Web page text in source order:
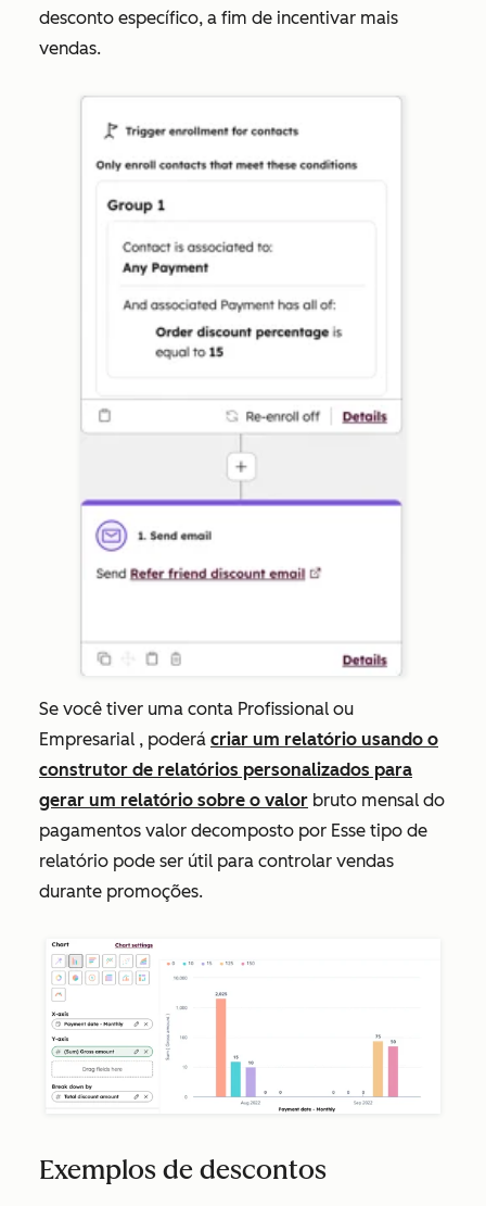
desconto específico, a fim de incentivar mais
vendas.
Se você tiver uma conta Profissional ou
Empresarial , poderá criar um relatório usando o
construtor de relatórios personalizados para
gerar um relatório sobre o valor bruto mensal do
pagamentos valor decomposto por Esse tipo de
relatório pode ser útil para controlar vendas
durante promoções.
Exemplos de descontos